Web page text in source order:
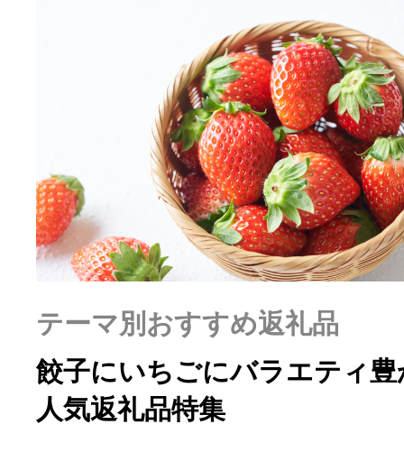
個人事業・フリーランス
ふるさと納税の基礎知識
10秒ぴったり診断
はじめるバイブルとは
よくあるご質問
テーマ別おすすめ返礼品
餃子にいちごにバラエティ
人気返礼品特集